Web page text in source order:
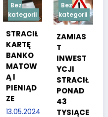
Bez
kategorii
ZAMIAS
T
INWEST
YCJI
PONAD
TYSIĄCE
Bez
kategorii
TESTY
NOŚCIO
WE DLA
KANDYD
ATÓW
POLICJI